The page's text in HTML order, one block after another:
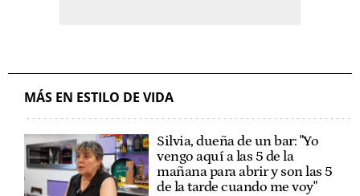
MÁS EN ESTILO DE VIDA
Silvia, dueña de un bar: "Yo
vengo aquí a las 5 de la
mañana para abrir y son las 5
de la tarde cuando me voy"